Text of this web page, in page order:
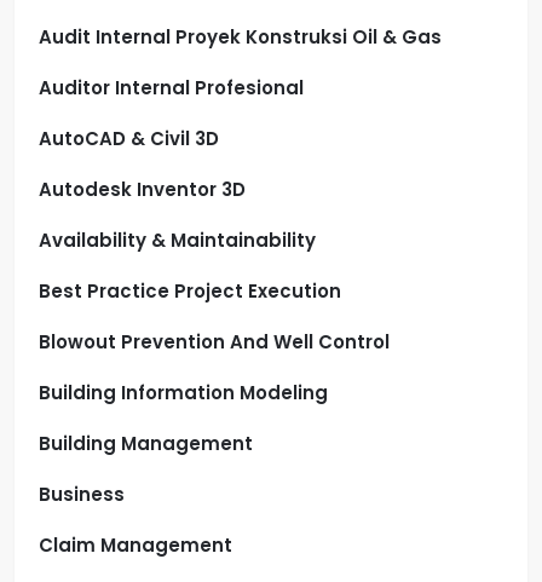
Audit Internal Proyek Konstruksi Oil & Gas
Auditor Internal Profesional
AutoCAD & Civil 3D
Autodesk Inventor 3D
Availability & Maintainability
Best Practice Project Execution
Blowout Prevention And Well Control
Building Information Modeling
Building Management
Business
Claim Management